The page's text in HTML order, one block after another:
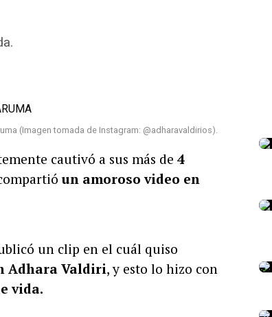
(Imagen tomada de Instagram: @adharavaldirios).
cautivó a sus más de 4
un amoroso video en
un clip en el cuál quiso
Adhara Valdiri, y esto lo hizo con
vida.